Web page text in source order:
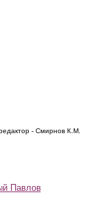
- Смирнов К.М.
Павлов